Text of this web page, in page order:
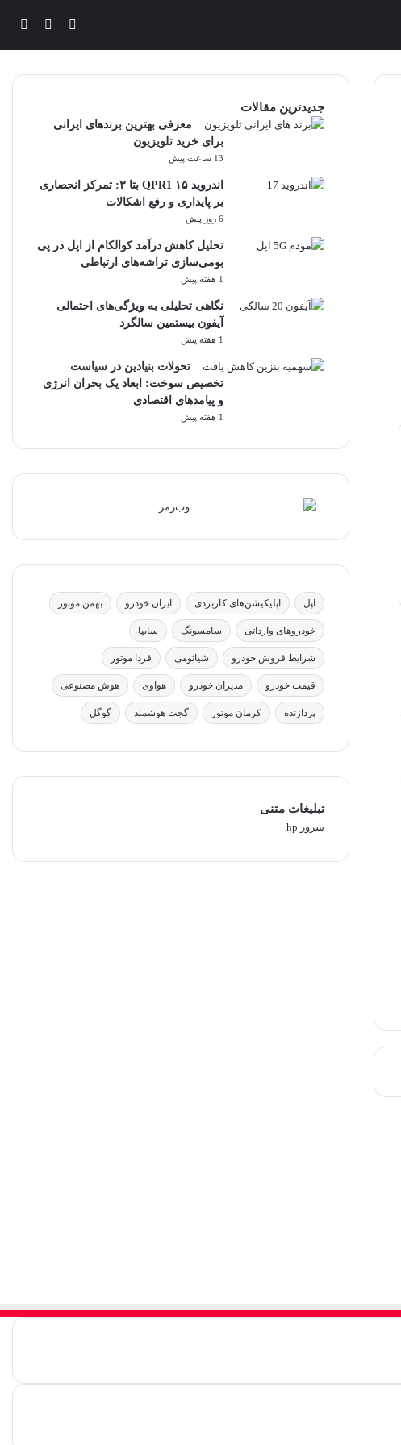
ورود تغییر
جدیدترین مقالات
معرفی بهترین برندهای ایرانی
برای خرید تلویزیون
13 ساعت پیش
اندروید ۱۵ QPR1 بتا ۳: تمرکز انحصاری
بر پایداری و رفع اشکالات
6 روز پیش
تحلیل کاهش درآمد کوالکام از اپل در پی
بومی‌سازی تراشه‌های ارتباطی
1 هفته پیش
نگاهی تحلیلی به ویژگی‌های احتمالی
آیفون بیستمین سالگرد
1 هفته پیش
تحولات بنیادین در سیاست
تخصیص سوخت: ابعاد یک بحران انرژی
و پیامدهای اقتصادی
1 هفته پیش
اپل اپلیکیشن‌های کاربردی ایران خودرو بهمن موتور
خودروهای وارداتی سامسونگ سایپا
شرایط فروش خودرو شیائومی فردا موتور
قیمت خودرو مدیران خودرو هواوی هوش مصنوعی
پردازنده کرمان موتور گجت هوشمند گوگل
تبلیغات متنی
سرور hp